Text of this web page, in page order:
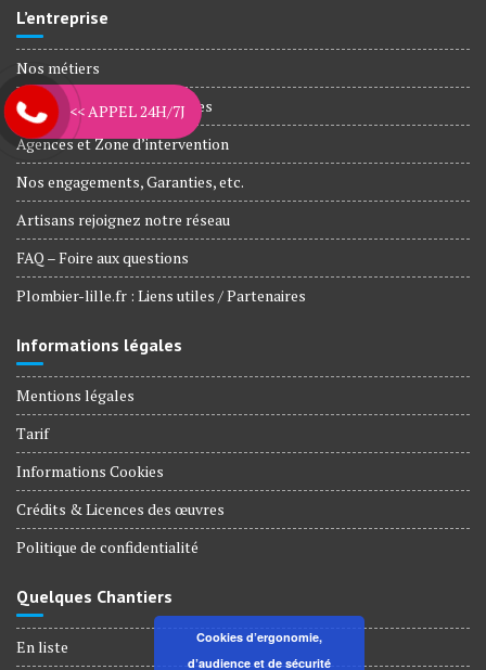
L’entreprise
Nos métiers
Plombiers Agréé Assurances
Agences et Zone d’intervention
Nos engagements, Garanties, etc.
Artisans rejoignez notre réseau
FAQ – Foire aux questions
Plombier-lille.fr : Liens utiles / Partenaires
Informations légales
Mentions légales
Tarif
Informations Cookies
Crédits & Licences des œuvres
Politique de confidentialité
Quelques Chantiers
En liste
<< APPEL 24H/7J
Cookies d’ergonomie,
d’audience et de sécurité